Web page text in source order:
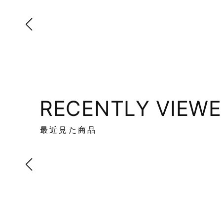
RECENTLY
最近見た商品